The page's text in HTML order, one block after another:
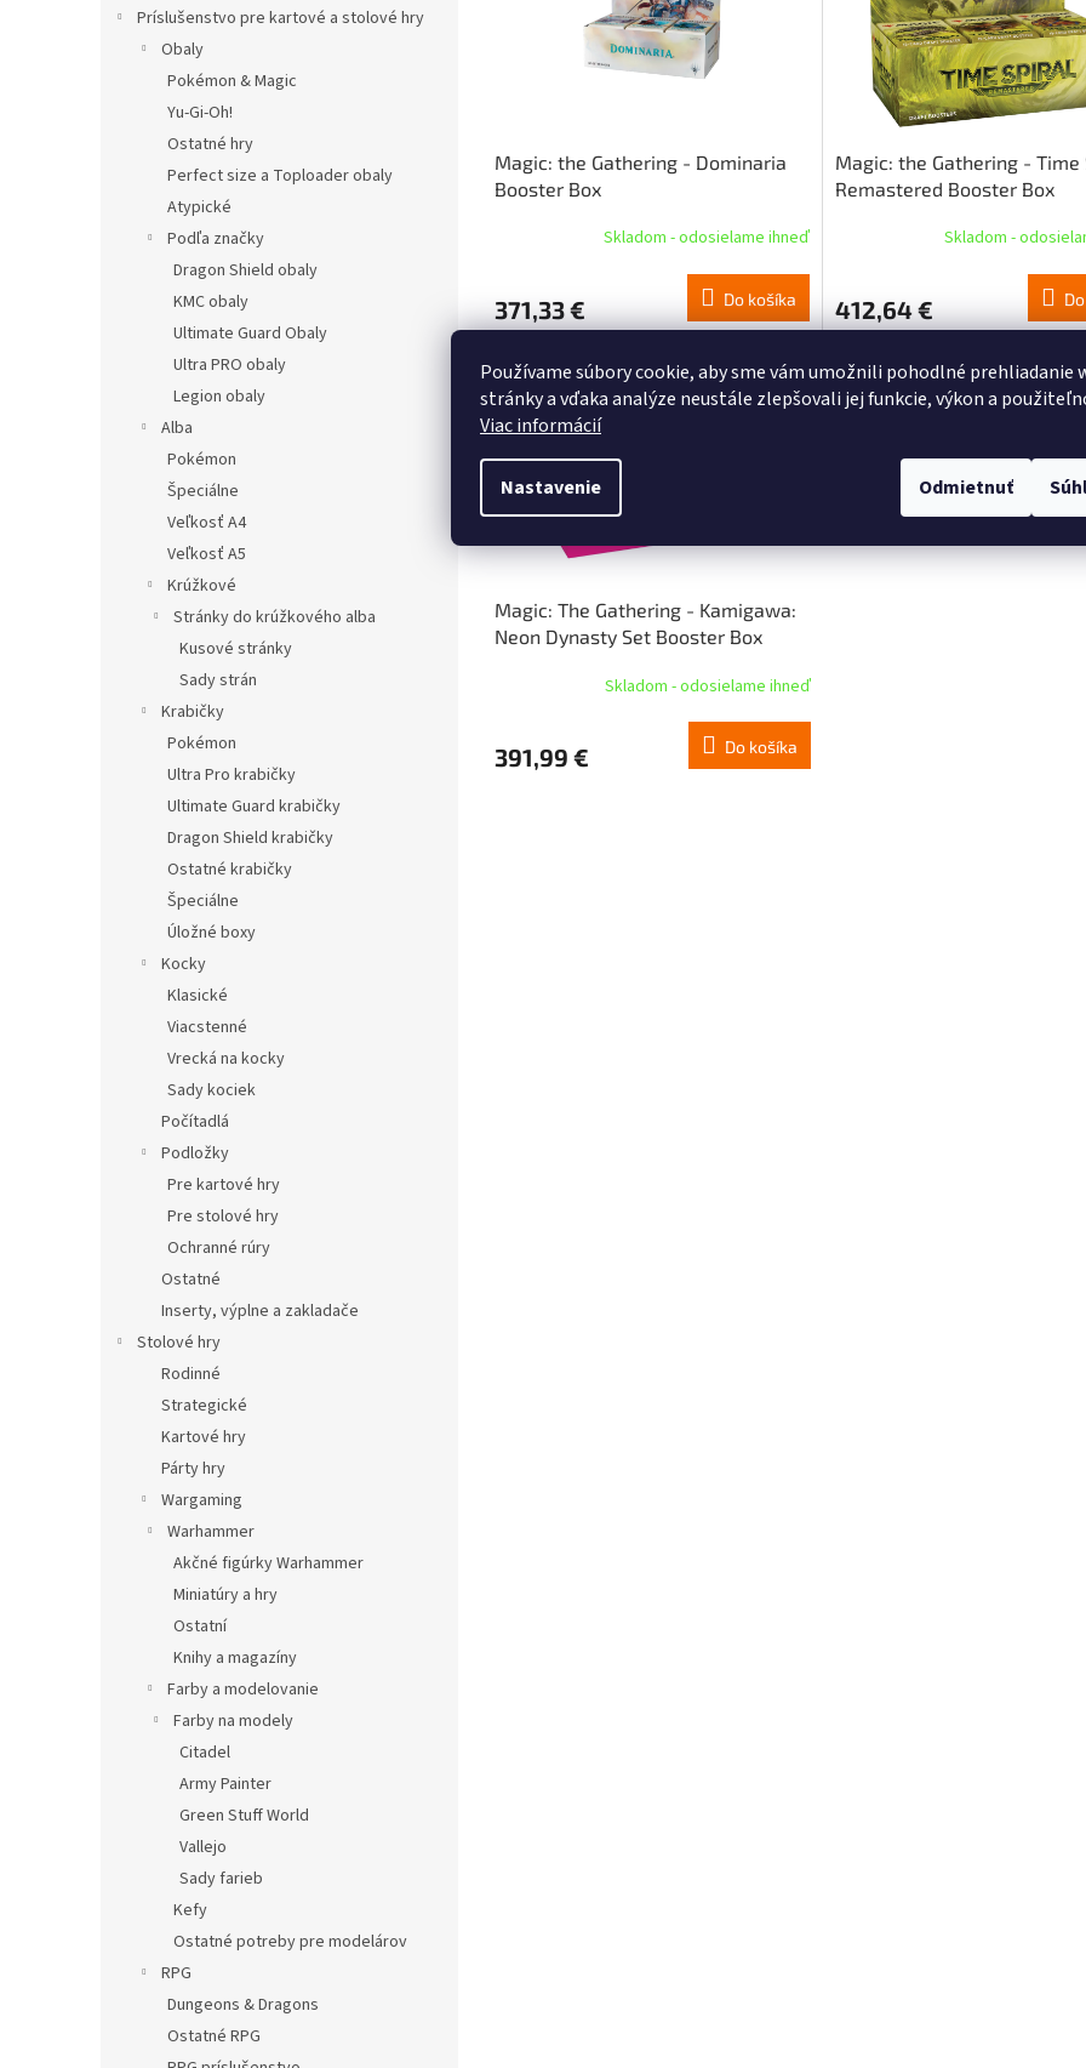
Používame súbory cookie, aby sme vám umožnili pohodlné prehliadanie
stránky a vďaka analýze neustále zlepšovali jej funkcie, výkon a
Viac informácií
Nastavenie Odmietnuť
Príslušenstvo pre kartové a stolové hry
Obaly
Pokémon & Magic
Yu-Gi-Oh!
Ostatné hry
Perfect size a Toploader obaly
Atypické
Podľa značky
Dragon Shield obaly
KMC obaly
Ultimate Guard Obaly
Ultra PRO obaly
Legion obaly
Alba
Pokémon
Špeciálne
Veľkosť A4
Veľkosť A5
Krúžkové
Stránky do krúžkového alba
Kusové stránky
Sady strán
Krabičky
Pokémon
Ultra Pro krabičky
Ultimate Guard krabičky
Dragon Shield krabičky
Ostatné krabičky
Špeciálne
Úložné boxy
Kocky
Klasické
Viacstenné
Vrecká na kocky
Sady kociek
Počítadlá
Podložky
Pre kartové hry
Pre stolové hry
Ochranné rúry
Ostatné
Inserty, výplne a zakladače
Stolové hry
Rodinné
Strategické
Kartové hry
Párty hry
Wargaming
Warhammer
Akčné figúrky Warhammer
Miniatúry a hry
Ostatní
Knihy a magazíny
Farby a modelovanie
Farby na modely
Citadel
Army Painter
Green Stuff World
Vallejo
Sady farieb
Kefy
Ostatné potreby pre modelárov
RPG
Dungeons & Dragons
Ostatné RPG
Magic: the Gathering - Dominaria
Booster Box
Skladom - odosielame ihneď
371,33 € Do košíka
Magic: the Gathering - Time
Remastered Booster Box
Skladom -
412,64 €
Magic: The Gathering - Kamigawa:
Neon Dynasty Set Booster Box
Skladom - odosielame ihneď
391,99 € Do košíka
15645